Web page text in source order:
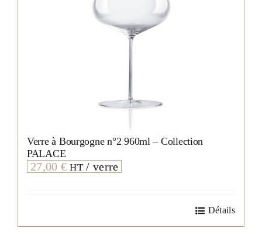
Verre à Bourgogne n°2 960ml – Collection
PALACE
27,00 € HT/ verre
Détails